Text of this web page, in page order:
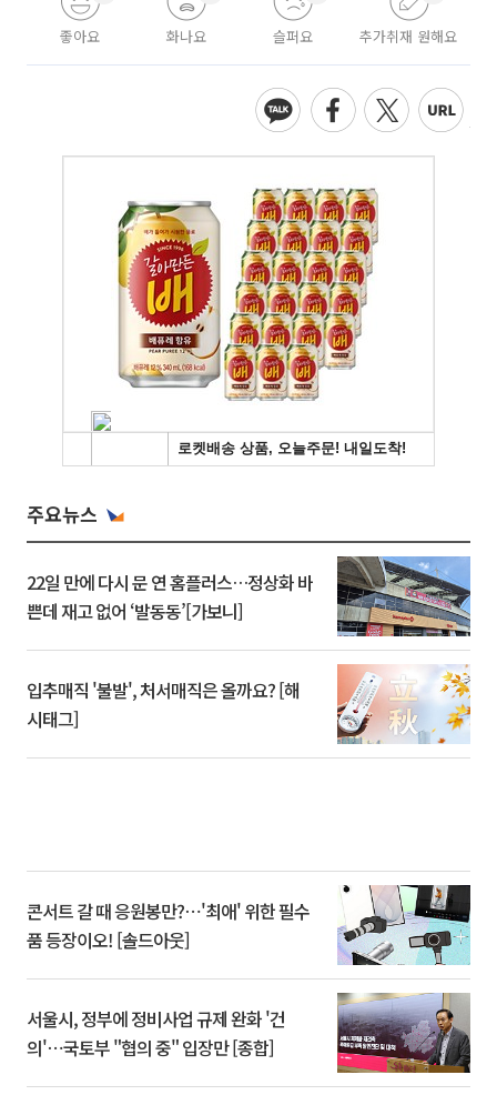
좋아요 화나요 슬퍼요 추가취재 원해요
주요뉴스
22일 만에 다시 문 연 홈플러스…정상화 바
쁜데 재고 없어 ‘발동동’[가보니]
입추매직 '불발', 처서매직은 올까요? [해
시태그]
콘서트 갈 때 응원봉만?⋯'최애' 위한 필수
품 등장이오! [솔드아웃]
서울시, 정부에 정비사업 규제 완화 '건
의'⋯국토부 "협의 중" 입장만 [종합]